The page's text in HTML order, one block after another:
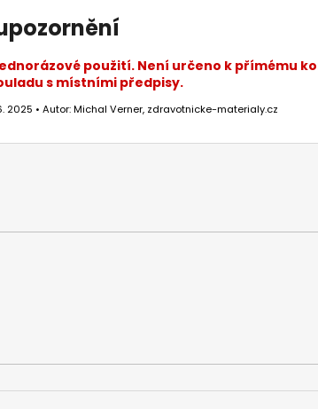
použití. Není určeno k přímému
s místními předpisy.
2025 • Autor: Michal Verner, zdravotnicke-materialy.cz